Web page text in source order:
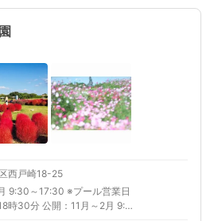
西戸崎18-25
9:30～17:30 ※プール営業日
時30分 公開：11月～2月 9:30